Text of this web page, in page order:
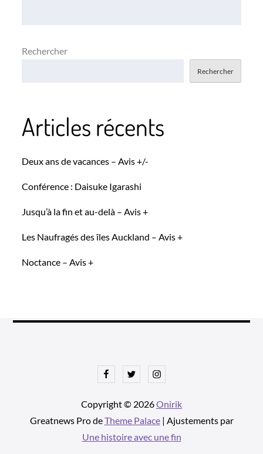
Rechercher
Rechercher
Articles récents
Deux ans de vacances – Avis +/-
Conférence : Daisuke Igarashi
Jusqu’à la fin et au-delà – Avis +
Les Naufragés des îles Auckland – Avis +
Noctance – Avis +
FacebookTwitterInstagram
Copyright © 2026Onirik
Greatnews Pro deTheme Palace| Ajustements par
Une histoire avec une fin